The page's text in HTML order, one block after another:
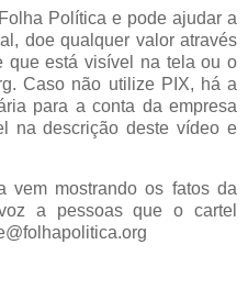
Política e pode ajudar a
doe qualquer valor através
que está visível na tela ou o
Caso não utilize PIX, há a
para a conta da empresa
na descrição deste vídeo e
vem mostrando os fatos da
a pessoas que o cartel